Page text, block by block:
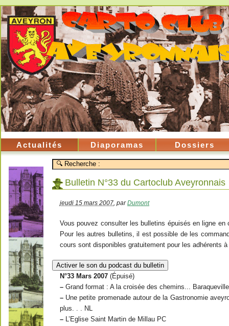
Actualités Diaporamas Dossiers
Bulletin N°33 du Cartoclub Aveyronnais
jeudi 15 mars 2007 parDumont
Vous pouvez consulter les bulletins épuisés en ligne
Pour les autres bulletins, il est possible de les
cours sont disponibles gratuitement pour les adhérents
Activer le son du podcast du bulletin
N°33 Mars 2007 (Épuisé)
– Grand format : A la croisée des chemins...
– Une petite promenade autour de la Gastronomie
plus. . . NL
– L’Eglise Saint Martin de Millau PC